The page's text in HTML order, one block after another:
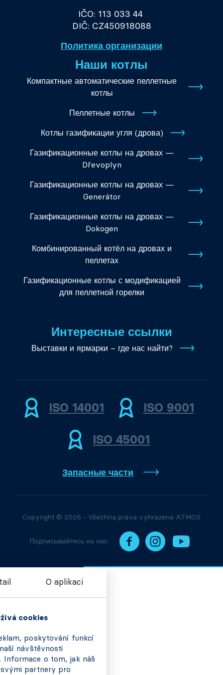
IČO: 113 033 44
DIČ: CZ450918088
Политика организации
Наши котлы
Компактные автоматические пеллетные
котлы
Пеллетные котлы
Котлы газификации угля (дрова)
Газификационные котлы на дровах —
Dřevoplyn
Газификационные котлы на дровах —
Generátor
Газификационные котлы на дровах —
Dokogen
Комбинированный котёл на дровах и
пеллетах
Газификационные котлы с модификацией
для пеллетной горелки
Интересные ссылки
Выставки и ярмарки – где нас найти?
ISO 14001 ISO 9001
ISO 45001
Запасные части
Copyright © 2026 - Všechna práva vyhrazena ATMOS
Подписывайтесь на нас: